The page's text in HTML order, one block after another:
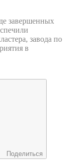
завершенных
завода по
в
Поделиться